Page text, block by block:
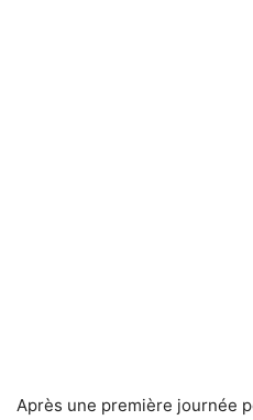
Après une première journée